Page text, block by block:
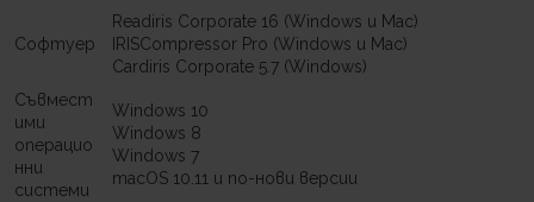
Софтуер
Readiris Corporate 16 (Windows и Mac)
IRISCompressor Pro (Windows и Mac)
Cardiris Corporate 5.7 (Windows)
Съвмест
ими
операцио
нни
системи
Windows 10
Windows 8
Windows 7
macOS 10.11 и по-нови версии